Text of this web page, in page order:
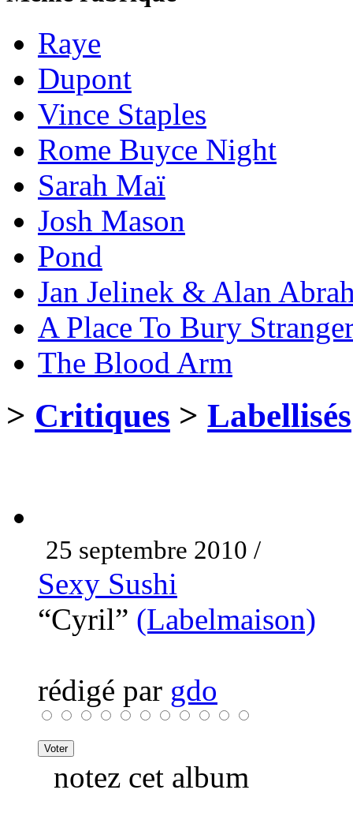
Raye
Dupont
Vince Staples
Rome Buyce Night
Sarah Maï
Josh Mason
Pond
Jan Jelinek & Alan
A Place To Bury
The Blood Arm
> Critiques > Labellisés
25 septembre 2010 /
Sexy Sushi
“Cyril” (Labelmaison)
rédigé par gdo
notez cet album